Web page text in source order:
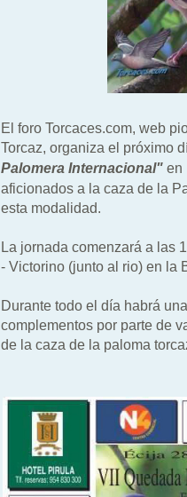
El foro Torcaces.com, web
Torcaz, organiza el próximo
Palomera Internacional" en
aficionados a la caza de la
esta modalidad.
La jornada comenzará a las
- Victorino (junto al rio) en la
Durante todo el día habrá
complementos por parte de
de la caza de la paloma